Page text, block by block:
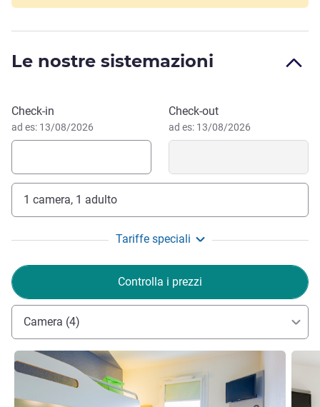
Atlantic Health, ospedale Laënnec, centro commerciale
Atlantis e ICO a 3 km. Stadio, Parc Expos La Beaujoire e
aeroporto a 10 km. Vi attende un piacevole soggiorno da
Solène GUCHET, Gestione hotel
Le nostre sistemazioni
Prenota questo hotel
Check-in
ad es: 13/08/2026
Check-out
ad es: 13/08/2026
1 camera, 1 adulto
Tariffe speciali
Controlla i prezzi
Camera (4)
Visualizza dettagli